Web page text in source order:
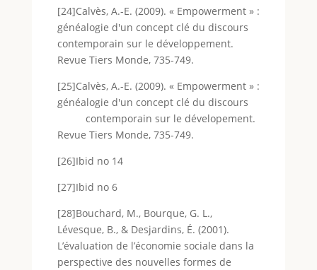
[24]Calvès, A.-E. (2009). « Empowerment » :
généalogie d'un concept clé du discours
contemporain sur le développement.
Revue Tiers Monde, 735-749.
[25]Calvès, A.-E. (2009). « Empowerment » :
généalogie d'un concept clé du discours
contemporain sur le dévelopement.
Revue Tiers Monde, 735-749.
[26]Ibid no 14
[27]Ibid no 6
[28]Bouchard, M., Bourque, G. L.,
Lévesque, B., & Desjardins, É. (2001).
L’évaluation de l’économie sociale dans la
perspective des nouvelles formes de